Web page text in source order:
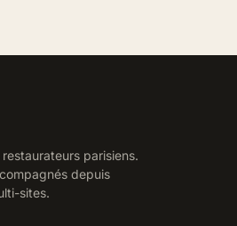
parisiens.
depuis
sites.